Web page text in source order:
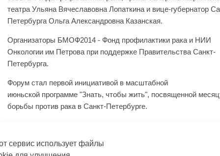
театра Ульяна Вячеславовна Лопаткина и вице-губернатор
Петербурга Ольга Александровна Казанская.
Организаторы БМОФ2014 - Фонд профилактики рака и НИИ
Онкологии им Петрова при поддержке Правительства Санкт-
Петербурга.
Форум стал первой инициативой в масштабной
июньской программе "Знать, чтобы жить", посвященной
борьбы против рака в Санкт-Петербурге.
сервис использует файлы